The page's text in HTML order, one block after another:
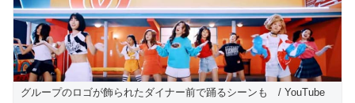
グループのロゴが飾られたダイナー前で踊るシーンも / YouTube